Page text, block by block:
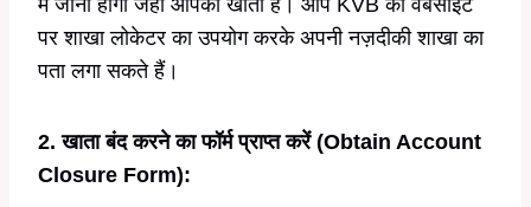
में जाना होगा जहाँ आपका खाता है। आप KVB की वेबसाइट
पर शाखा लोकेटर का उपयोग करके अपनी नज़दीकी शाखा का
पता लगा सकते हैं।
2. खाता बंद करने का फॉर्म प्राप्त करें (Obtain Account
Closure Form):